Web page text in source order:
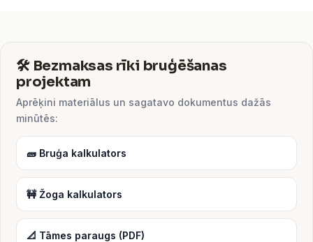
🛠️ Bezmaksas rīki bruģēšanas
projektam
Aprēķini materiālus un sagatavo dokumentus dažās
minūtēs:
🧱 Bruģa kalkulators
🚧 Žoga kalkulators
📐 Tāmes paraugs (PDF)